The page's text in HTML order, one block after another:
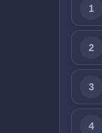
1
2
3
4